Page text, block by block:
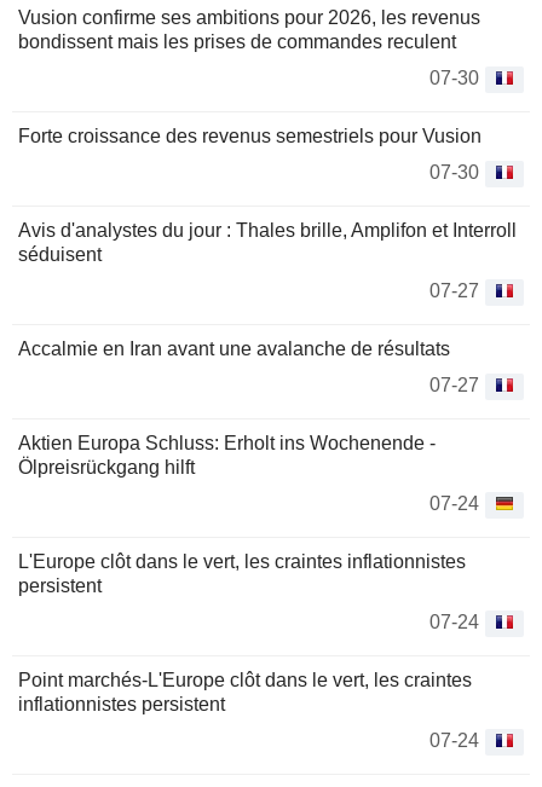
Vusion confirme ses ambitions pour 2026, les revenus
bondissent mais les prises de commandes reculent
07-30
Forte croissance des revenus semestriels pour Vusion
07-30
Avis d'analystes du jour : Thales brille, Amplifon et Interroll
séduisent
07-27
Accalmie en Iran avant une avalanche de résultats
07-27
Aktien Europa Schluss: Erholt ins Wochenende -
Ölpreisrückgang hilft
07-24
L'Europe clôt dans le vert, les craintes inflationnistes
persistent
07-24
Point marchés-L'Europe clôt dans le vert, les craintes
inflationnistes persistent
07-24